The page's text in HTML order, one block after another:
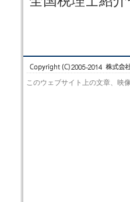
このウェブサイト上の文章、映